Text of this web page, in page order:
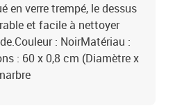
en verre trempé, le dessus
et facile à nettoyer
: NoirMatériau :
: 60 x 0,8 cm (Diamètre x